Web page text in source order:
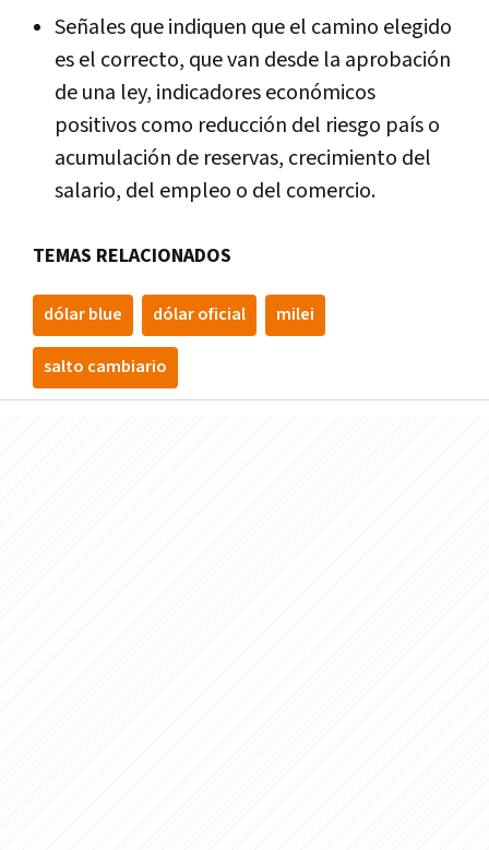
Señales que indiquen que el camino elegido
es el correcto, que van desde la aprobación
de una ley, indicadores económicos
positivos como reducción del riesgo país o
acumulación de reservas, crecimiento del
salario, del empleo o del comercio.
TEMAS RELACIONADOS
dólar blue dólar oficial milei
salto cambiario